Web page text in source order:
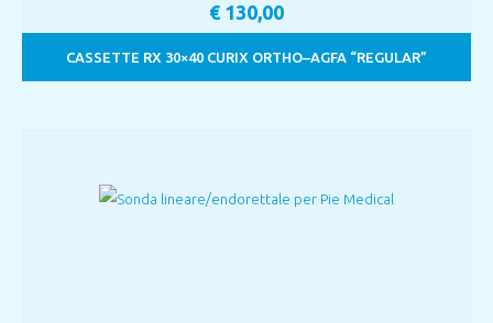
CASSETTE RX 30×40 CURIX ORTHO–AGFA “REGULAR”
€ 130,00